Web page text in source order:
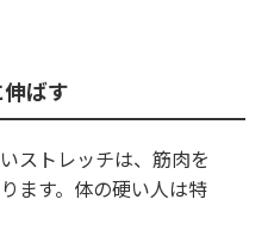
ばす
ストレッチは、筋肉を
ます。体の硬い人は特